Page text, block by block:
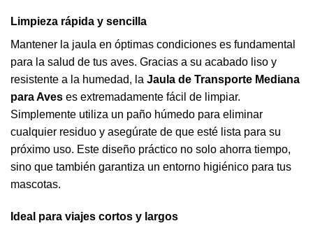
Limpieza rápida y sencilla
Mantener la jaula en óptimas condiciones es fundamental
para la salud de tus aves. Gracias a su acabado liso y
resistente a la humedad, la Jaula de Transporte Mediana
para Aves es extremadamente fácil de limpiar.
Simplemente utiliza un paño húmedo para eliminar
cualquier residuo y asegúrate de que esté lista para su
próximo uso. Este diseño práctico no solo ahorra tiempo,
sino que también garantiza un entorno higiénico para tus
mascotas.
Ideal para viajes cortos y largos